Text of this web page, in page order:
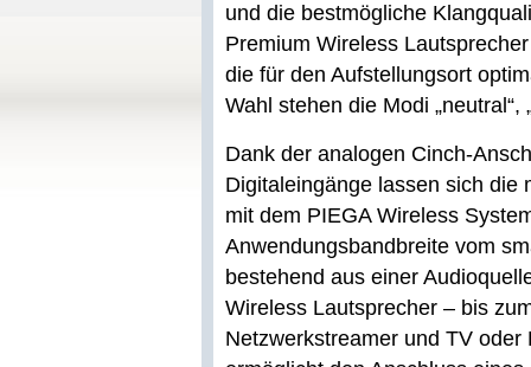
und die bestmögliche
Premium Wireless
die für den Aufstellungsort
Wahl stehen die Modi „neutral“,
Dank der analogen Cinch-
Digitaleingänge lassen sich die
mit dem PIEGA Wireless
Anwendungsbandbreite vom
bestehend aus einer
Wireless Lautsprecher – bis
Netzwerkstreamer und TV